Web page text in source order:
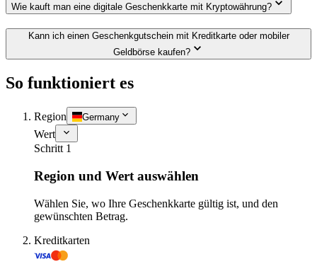
Wie kauft man eine digitale Geschenkkarte mit Kryptowährung?
Kann ich einen Geschenkgutschein mit Kreditkarte oder mobiler
Geldbörse kaufen?
So funktioniert es
Region Germany
Wert
Schritt 1
Region und Wert auswählen
Wählen Sie, wo Ihre Geschenkkarte gültig ist, und den
gewünschten Betrag.
Kreditkarten